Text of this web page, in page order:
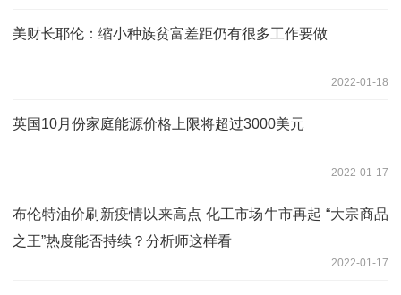
美财长耶伦：缩小种族贫富差距仍有很多工作要做
2022-01-18
英国10月份家庭能源价格上限将超过3000美元
2022-01-17
布伦特油价刷新疫情以来高点 化工市场牛市再起 “大宗商品
之王”热度能否持续？分析师这样看
2022-01-17